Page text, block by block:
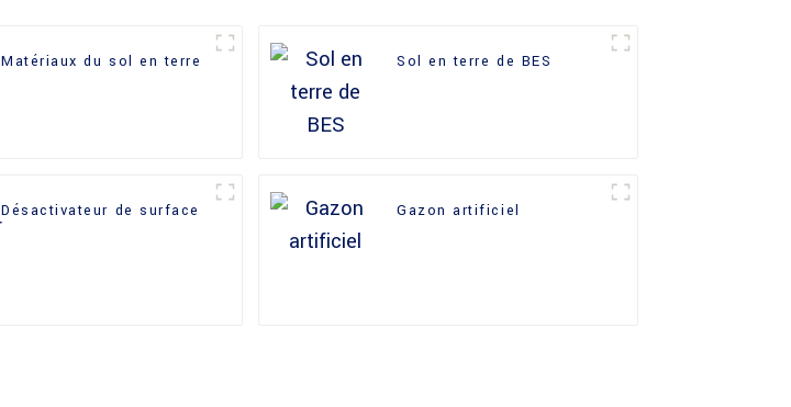
Matériaux du sol en terre Sol en terre de BES
Désactivateur de surface Gazon artificiel